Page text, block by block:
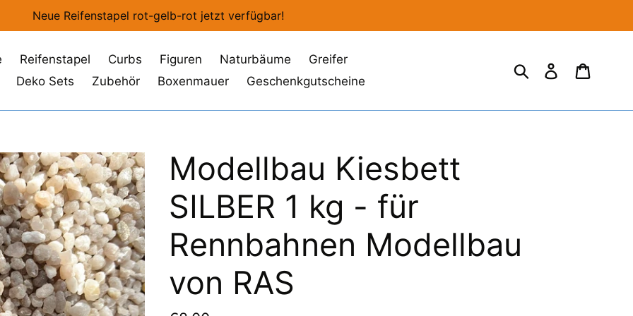
Neue Reifenstapel rot-gelb-rot jetzt verfügbar!
Reifenstapel Curbs Figuren Naturbäume
Greifer
Deko Sets Zubehör Boxenmauer Geschenkgutscheine
SuchenEinloggen
Modellbau Kiesbett
SILBER 1 kg - für
Rennbahnen Modellbau
von RAS